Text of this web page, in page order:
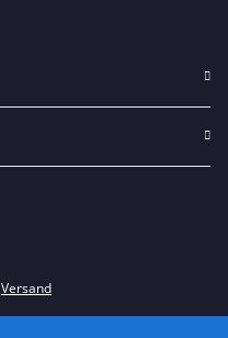
Versand